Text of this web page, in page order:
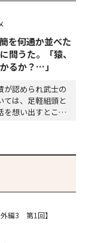
を何通か並べた
問うた。「猿、
るか？…」
が認められ武士の
ては、足軽組頭と
を想い出すとこん
。…
外編3 第1回】